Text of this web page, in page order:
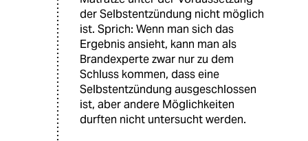
der Selbstentzündung nicht möglich
ist. Sprich: Wenn man sich das
Ergebnis ansieht, kann man als
Brandexperte zwar nur zu dem
Schluss kommen, dass eine
Selbstentzündung ausgeschlossen
ist, aber andere Möglichkeiten
durften nicht untersucht werden.